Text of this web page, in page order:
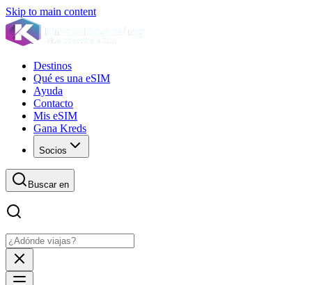
Skip to main content
Destinos
Qué es una eSIM
Ayuda
Contacto
Mis eSIM
Gana Kreds
Socios
Buscar en